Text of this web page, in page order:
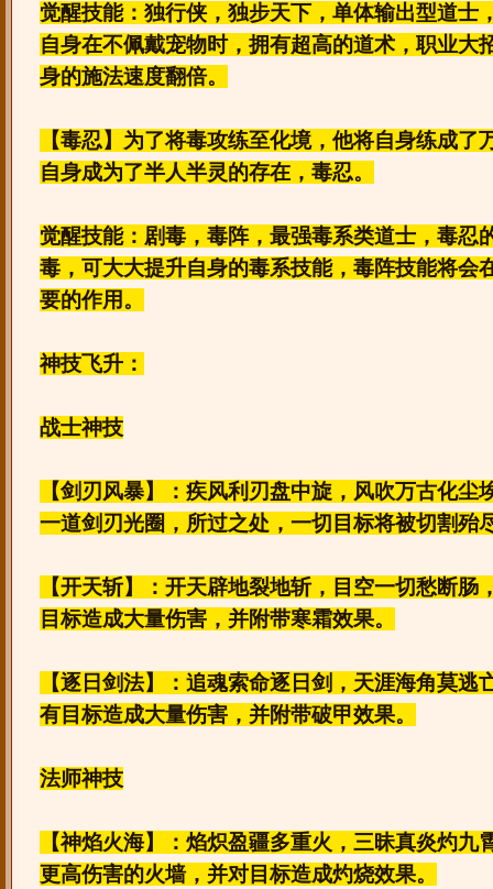
觉醒技能：独行侠，独步天下，单体输出型道士
自身在不佩戴宠物时，拥有超高的道术，职业大
身的施法速度翻倍。
【毒忍】为了将毒攻练至化境，他将自身练成了
自身成为了半人半灵的存在，毒忍。
觉醒技能：剧毒，毒阵，最强毒系类道士，毒忍
毒，可大大提升自身的毒系技能，毒阵技能将会
要的作用。
神技飞升：
战士神技
【剑刃风暴】：疾风利刃盘中旋，风吹万古化尘
一道剑刃光圈，所过之处，一切目标将被切割殆
【开天斩】：开天辟地裂地斩，目空一切愁断肠
目标造成大量伤害，并附带寒霜效果。
【逐日剑法】：追魂索命逐日剑，天涯海角莫逃
有目标造成大量伤害，并附带破甲效果。
法师神技
【神焰火海】：焰炽盈疆多重火，三昧真炎灼九
更高伤害的火墙，并对目标造成灼烧效果。